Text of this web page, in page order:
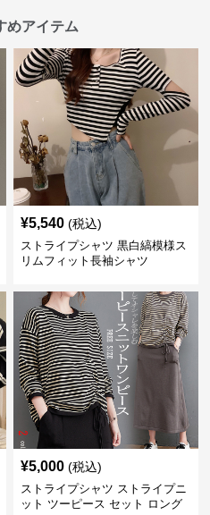
めアイテム
¥5,540 (税込)
ストライプシャツ 黒白縞模様ス
リムフィット長袖シャツ
¥5,000 (税込)
ストライプシャツ ストライプニ
ット ツーピース セット ロング